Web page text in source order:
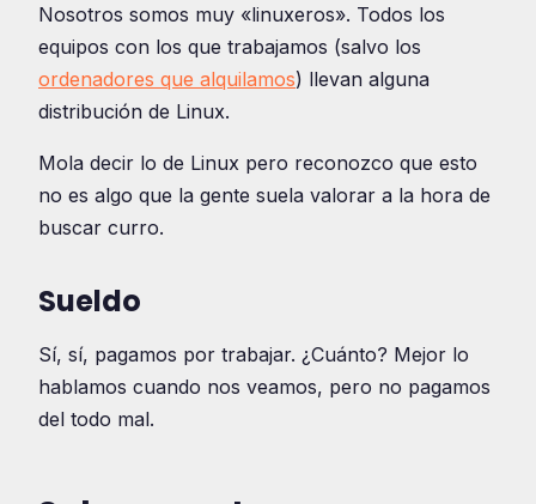
Nosotros somos muy «linuxeros». Todos los
equipos con los que trabajamos (salvo los
ordenadores que alquilamos) llevan alguna
distribución de Linux.
Mola decir lo de Linux pero reconozco que esto
no es algo que la gente suela valorar a la hora de
buscar curro.
Sueldo
Sí, sí, pagamos por trabajar. ¿Cuánto? Mejor lo
hablamos cuando nos veamos, pero no pagamos
del todo mal.